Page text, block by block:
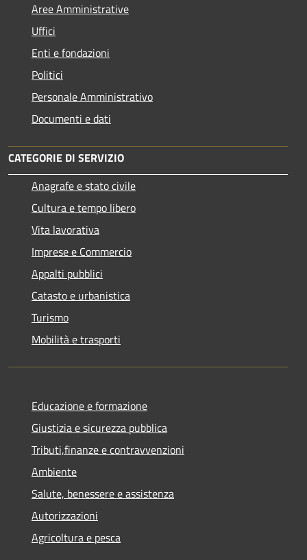
Aree Amministrative
Uffici
Enti e fondazioni
Politici
Personale Amministrativo
Documenti e dati
CATEGORIE DI SERVIZIO
Anagrafe e stato civile
Cultura e tempo libero
Vita lavorativa
Imprese e Commercio
Appalti pubblici
Catasto e urbanistica
Turismo
Mobilità e trasporti
Educazione e formazione
Giustizia e sicurezza pubblica
Tributi,finanze e contravvenzioni
Ambiente
Salute, benessere e assistenza
Autorizzazioni
Agricoltura e pesca